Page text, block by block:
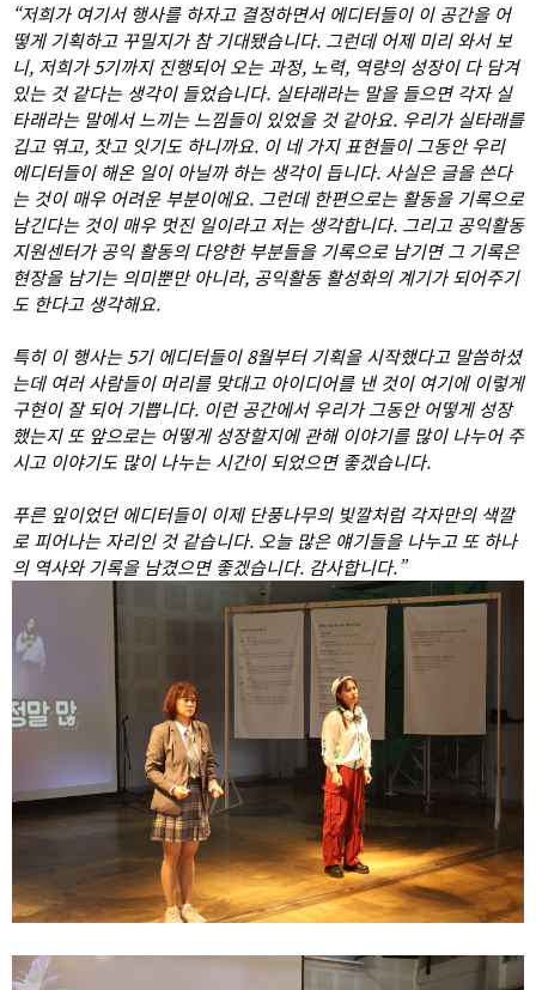
“저희가 여기서 행사를 하자고 결정하면서 에디터들이 이 공간을 어
떻게 기획하고 꾸밀지가 참 기대됐습니다. 그런데 어제 미리 와서 보
니, 저희가 5기까지 진행되어 오는 과정, 노력, 역량의 성장이 다 담겨
있는 것 같다는 생각이 들었습니다. 실타래라는 말을 들으면 각자 실
타래라는 말에서 느끼는 느낌들이 있었을 것 같아요. 우리가 실타래를
깁고 엮고, 잣고 잇기도 하니까요. 이 네 가지 표현들이 그동안 우리
에디터들이 해온 일이 아닐까 하는 생각이 듭니다. 사실은 글을 쓴다
는 것이 매우 어려운 부분이에요. 그런데 한편으로는 활동을 기록으로
남긴다는 것이 매우 멋진 일이라고 저는 생각합니다. 그리고 공익활동
지원센터가 공익 활동의 다양한 부분들을 기록으로 남기면 그 기록은
현장을 남기는 의미뿐만 아니라, 공익활동 활성화의 계기가 되어주기
도 한다고 생각해요.
특히 이 행사는 5기 에디터들이 8월부터 기획을 시작했다고 말씀하셨
는데 여러 사람들이 머리를 맞대고 아이디어를 낸 것이 여기에 이렇게
구현이 잘 되어 기쁩니다. 이런 공간에서 우리가 그동안 어떻게 성장
했는지 또 앞으로는 어떻게 성장할지에 관해 이야기를 많이 나누어 주
시고 이야기도 많이 나누는 시간이 되었으면 좋겠습니다.
푸른 잎이었던 에디터들이 이제 단풍나무의 빛깔처럼 각자만의 색깔
로 피어나는 자리인 것 같습니다. 오늘 많은 얘기들을 나누고 또 하나
의 역사와 기록을 남겼으면 좋겠습니다. 감사합니다.”